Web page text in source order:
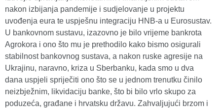
nakon izbijanja pandemije i sudjelovanje u projektu
uvođenja eura te uspješnu integraciju HNB-a u Eurosustav.
U bankovnom sustavu, izazovno je bilo vrijeme bankrota
Agrokora i ono što mu je prethodilo kako bismo osigurali
stabilnost bankovnog sustava, a nakon ruske agresije na
Ukrajinu, naravno, kriza u Sberbanku, kada smo u dva
dana uspjeli spriječiti ono što se u jednom trenutku činilo
neizbježnim, likvidaciju banke, što bi bilo vrlo skupo za
poduzeća, građane i hrvatsku državu. Zahvaljujući brzom i